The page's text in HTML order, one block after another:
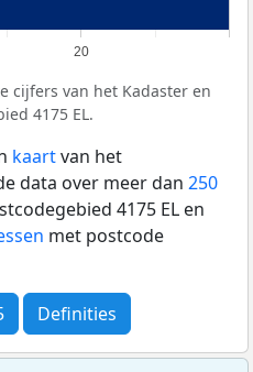
20
cijfers van het Kadaster en
4175 EL.
kaartvan het
data over meer dan 250
4175 EL en
met postcode
Definities